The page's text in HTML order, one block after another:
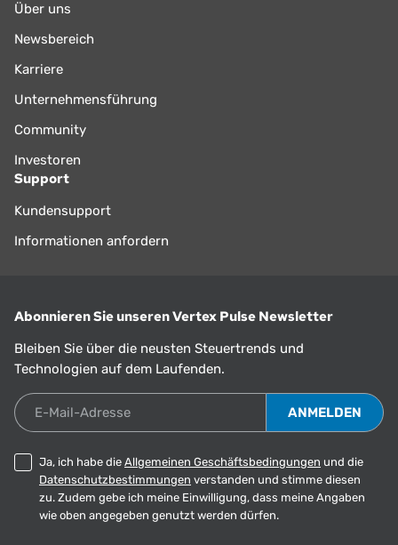
Über uns
Newsbereich
Karriere
Unternehmensführung
Community
Investoren
Support
Kundensupport
Informationen anfordern
Abonnieren Sie unseren Vertex Pulse Newsletter
Bleiben Sie über die neusten Steuertrends und
Technologien auf dem Laufenden.
E-Mail-Adresse
Ja, ich habe die Allgemeinen Geschäftsbedingungen und die
Datenschutzbestimmungen verstanden und stimme diesen
zu. Zudem gebe ich meine Einwilligung, dass meine Angaben
wie oben angegeben genutzt werden dürfen.